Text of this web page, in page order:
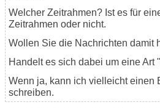
Welcher Zeitrahmen? Ist es für
Zeitrahmen oder nicht.
Wollen Sie die Nachrichten damit
Handelt es sich dabei um eine Art
Wenn ja, kann ich vielleicht einen
schreiben.